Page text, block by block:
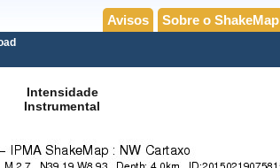
Sobre o ShakeMap
Avisos
Intensidade
Instrumental